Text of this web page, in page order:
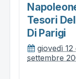
Tesori
Di Parigi
giovedì
settembre